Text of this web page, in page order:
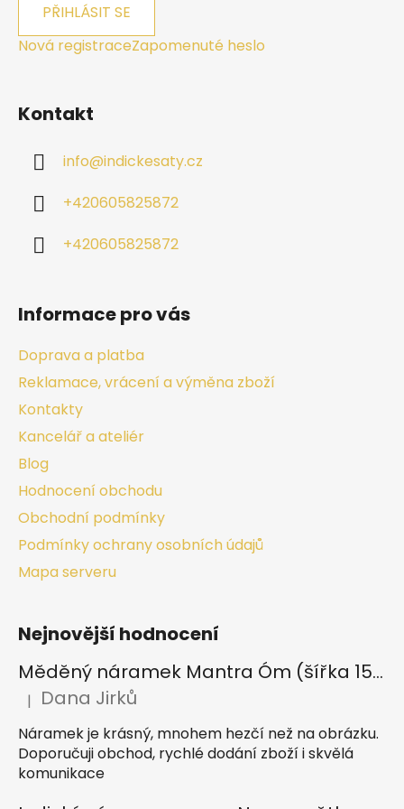
PŘIHLÁSIT SE
Nová registraceZapomenuté heslo
Kontakt
info@indickesaty.cz
+420605825872
+420605825872
Informace pro vás
Doprava a platba
Reklamace, vrácení a výměna zboží
Kontakty
Kancelář a ateliér
Blog
Hodnocení obchodu
Obchodní podmínky
Podmínky ochrany osobních údajů
Mapa serveru
Nejnovější hodnocení
Měděný náramek Mantra Óm (šířka 15 mm)
Hodnocení produktu je 5 z 5 hvězdiček.
| Dana Jirků
Náramek je krásný, mnohem hezčí než na obrázku.
Doporučuji obchod, rychlé dodání zboží i skvělá
komunikace